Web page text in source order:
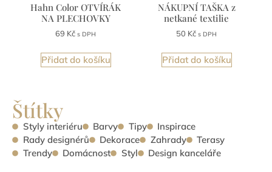
Hahn Color OTVÍRÁK
NA PLECHOVKY
69 Kč s DPH
Přidat do košíku
NÁKUPNÍ TAŠKA z
netkané textilie
50 Kč s DPH
Přidat do košíku
Štítky
Styly interiéru Barvy Tipy
Inspirace
Rady designérů
Dekorace Zahrady
Terasy
Trendy
Domácnost Styl Design kanceláře